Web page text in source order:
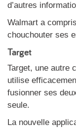
d’autres
Walmart a
chouchouter ses
Target
Target, une autre
utilise
fusionner ses
seule.
La nouvelle